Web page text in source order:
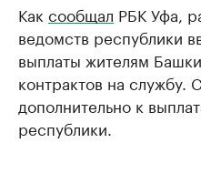
Как сообщал РБК Уфа,
ведомств республики
выплаты жителям
контрактов на службу.
дополнительно к
республики.